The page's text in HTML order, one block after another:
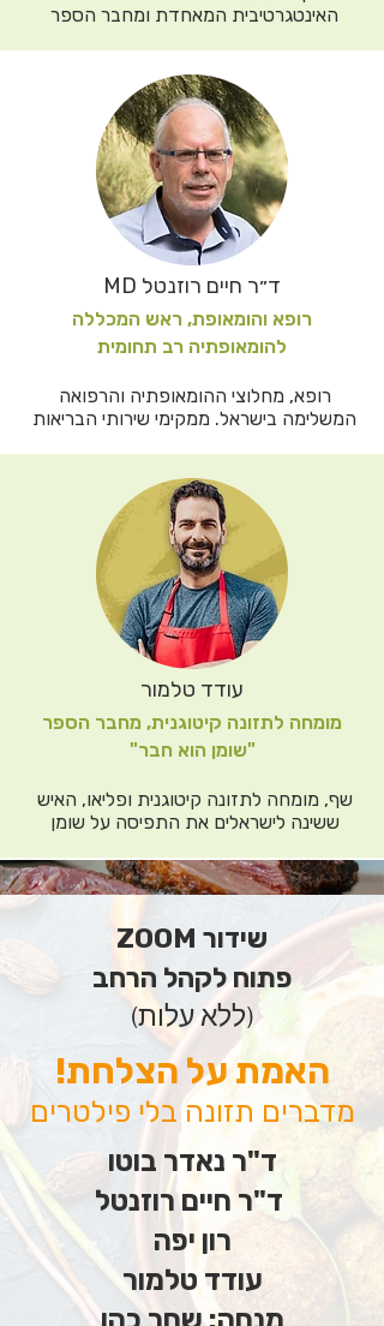
אדם.
ד״ר חיים רוזנטל MD
רופא והומאופת, ראש המכללה
להומאופתיה רב תחומית
תזונה, צומות וניקוי רעלים.
עודד טלמור
מומחה לתזונה קיטוגנית, מחבר הספר
"שומן הוא חבר"
תומכי תזונה קיטוגנית.
שידור ZOOM
פתוח לקהל הרחב
(ללא עלות)
האמת על הצלחת!
מדברים תזונה בלי פילטרים
ד"ר נאדר בוטו
רון יפה
עודד טלמור